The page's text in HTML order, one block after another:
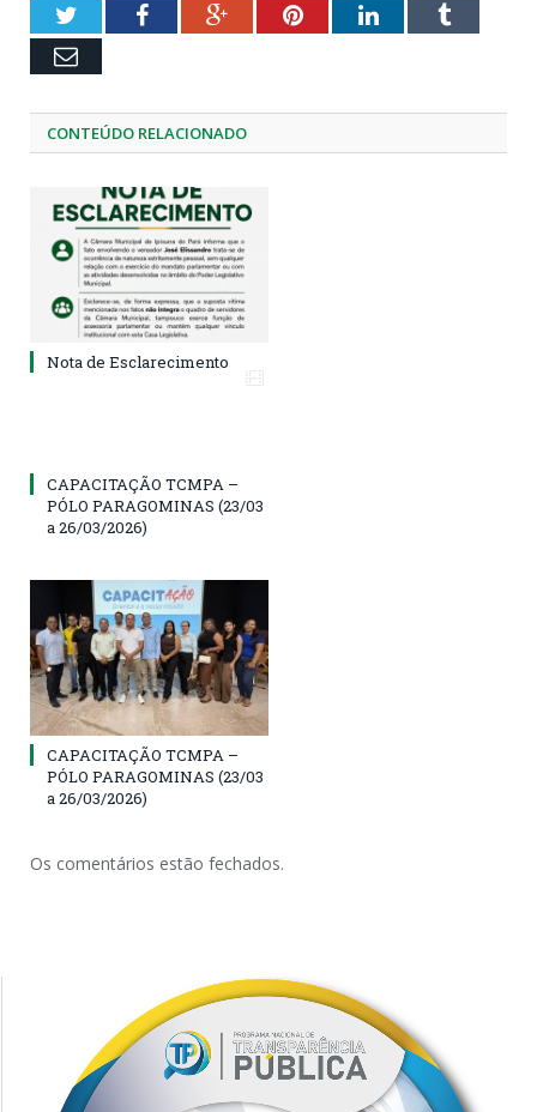
TwitterFacebookGoogle+PinterestLinkedInTumblr
Email
CONTEÚDO RELACIONADO
Nota de Esclarecimento
CAPACITAÇÃO TCMPA –
PÓLO PARAGOMINAS (23/03
a 26/03/2026)
CAPACITAÇÃO TCMPA –
PÓLO PARAGOMINAS (23/03
a 26/03/2026)
Os comentários estão fechados.